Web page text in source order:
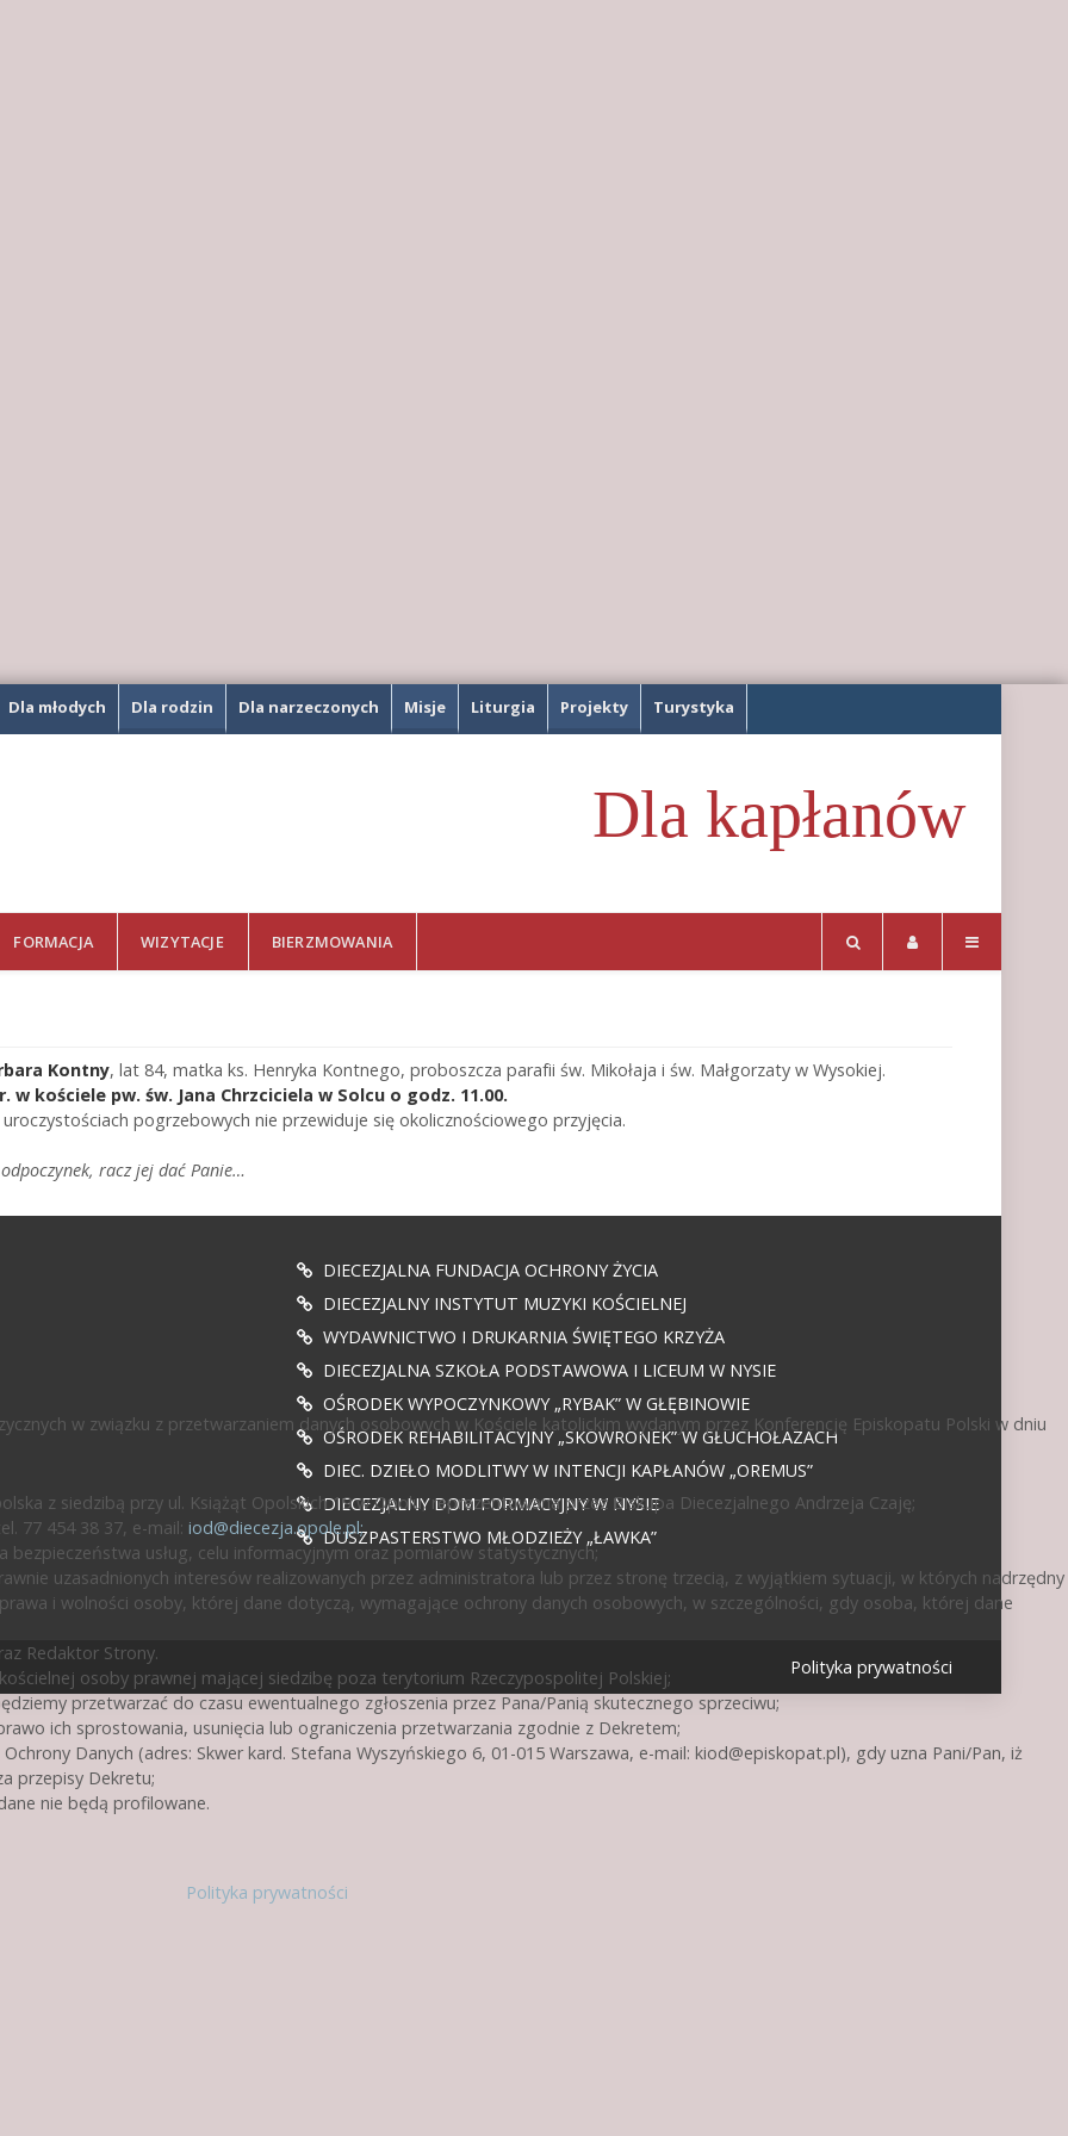
Dla młodych Dla rodzin Dla narzeczonych Misje Liturgia Projekty Turystyka
Dla kapłanów
FORMACJA WIZYTACJE BIERZMOWANIA
Kontny, lat 84, matka ks. Henryka Kontnego, proboszcza parafii św. Mikołaja i św. Małgorzaty w Wysokiej.
w kościele pw. św. Jana Chrzciciela w Solcu o godz. 11.00.
pogrzebowych nie przewiduje się okolicznościowego przyjęcia.
racz jej dać Panie…
DIECEZJALNA FUNDACJA OCHRONY ŻYCIA
DIECEZJALNY INSTYTUT MUZYKI KOŚCIELNEJ
WYDAWNICTWO I DRUKARNIA ŚWIĘTEGO KRZYŻA
DIECEZJALNA SZKOŁA PODSTAWOWA I LICEUM W NYSIE
OŚRODEK WYPOCZYNKOWY „RYBAK” W GŁĘBINOWIE
OŚRODEK REHABILITACYJNY „SKOWRONEK” W GŁUCHOŁAZACH
DIEC. DZIEŁO MODLITWY W INTENCJI KAPŁANÓW „OREMUS”
DIECEZJALNY DOM FORMACYJNY W NYSIE
DUSZPASTERSTWO MŁODZIEŻY „ŁAWKA”
Polityka prywatności
w związku z przetwarzaniem danych osobowych w Kościele katolickim wydanym przez Konferencję Episkopatu Polski w dniu
z siedzibą przy ul. Książąt Opolskich 19 w Opolu, reprezentowana przez Biskupa Diecezjalnego Andrzeja Czaję;
77 454 38 37, e-mail: iod@diecezja.opole.pl;
usług, celu informacyjnym oraz pomiarów statystycznych;
uzasadnionych interesów realizowanych przez administratora lub przez stronę trzecią, z wyjątkiem sytuacji, w których nadrzędny
i wolności osoby, której dane dotyczą, wymagające ochrony danych osobowych, w szczególności, gdy osoba, której dane
Redaktor Strony.
osoby prawnej mającej siedzibę poza terytorium Rzeczypospolitej Polskiej;
przetwarzać do czasu ewentualnego zgłoszenia przez Pana/Panią skutecznego sprzeciwu;
ich sprostowania, usunięcia lub ograniczenia przetwarzania zgodnie z Dekretem;
Danych (adres: Skwer kard. Stefana Wyszyńskiego 6, 01-015 Warszawa, e-mail: kiod@episkopat.pl), gdy uzna Pani/Pan, iż
przepisy Dekretu;
nie będą profilowane.
Polityka prywatności